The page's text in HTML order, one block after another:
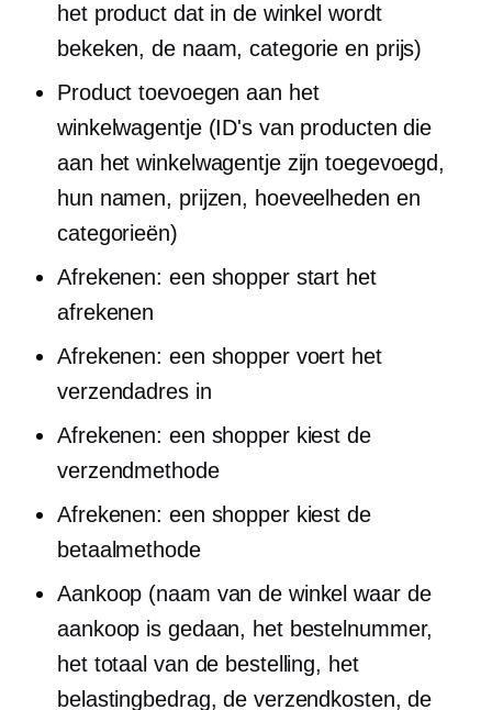
het product dat in de winkel wordt
bekeken, de naam, categorie en prijs)
Product toevoegen aan het
winkelwagentje (ID's van producten die
aan het winkelwagentje zijn toegevoegd,
hun namen, prijzen, hoeveelheden en
categorieën)
Afrekenen: een shopper start het
afrekenen
Afrekenen: een shopper voert het
verzendadres in
Afrekenen: een shopper kiest de
verzendmethode
Afrekenen: een shopper kiest de
betaalmethode
Aankoop (naam van de winkel waar de
aankoop is gedaan, het bestelnummer,
het totaal van de bestelling, het
belastingbedrag, de verzendkosten, de